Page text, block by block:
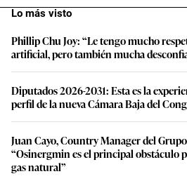
Lo más visto
Phillip Chu Joy: “Le tengo mucho
artificial, pero también mucha
Diputados 2026-2031: Esta es la
perfil de la nueva Cámara Baja del
Juan Cayo, Country Manager del
“Osinergmin es el principal obstáculo
gas natural”